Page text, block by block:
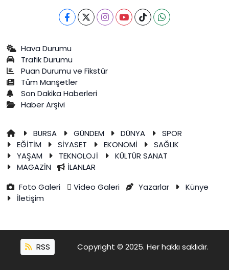
Hava Durumu
Trafik Durumu
Puan Durumu ve Fikstür
Tüm Manşetler
Son Dakika Haberleri
Haber Arşivi
BURSA GÜNDEM DÜNYA
SPOR
EĞİTİM
SİYASET EKONOMİ
SAĞLIK
YAŞAM
TEKNOLOJİ
KÜLTÜR SANAT
MAGAZİN
İLANLAR
Foto Galeri
Video Galeri Yazarlar
Künye
İletişim
RSS Copyright © 2025. Her hakkı saklıdır.